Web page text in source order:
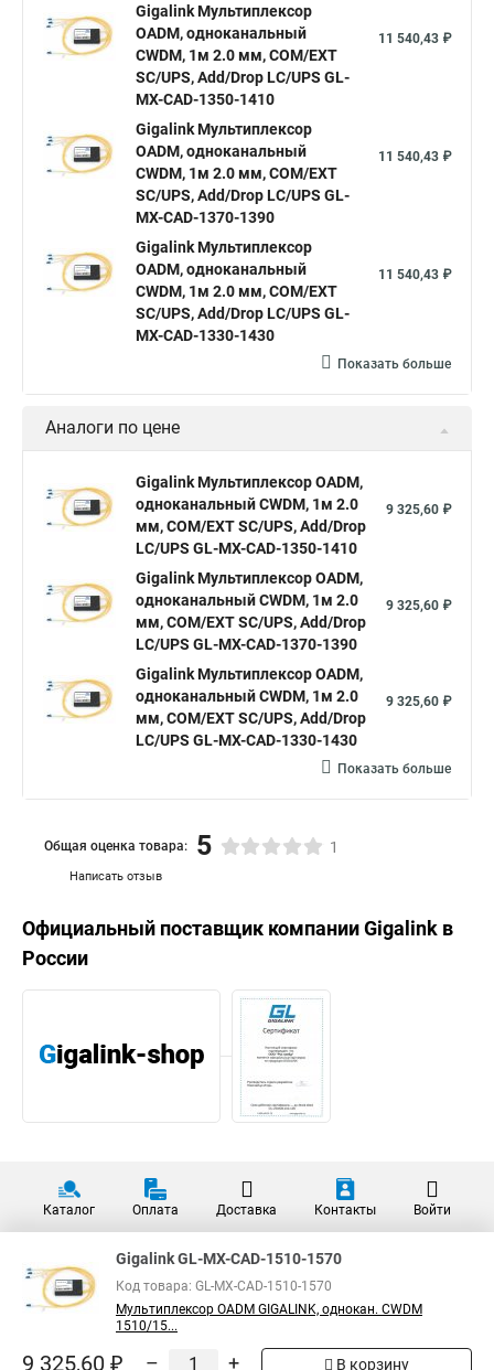
Gigalink Мультиплекcор
OADM, одноканальный
CWDM, 1м 2.0 мм, COM/EXT
SC/UPS, Add/Drop LC/UPS GL-
MX-CAD-1350-1410
11 540,43 ₽
Gigalink Мультиплекcор
OADM, одноканальный
CWDM, 1м 2.0 мм, COM/EXT
SC/UPS, Add/Drop LC/UPS GL-
MX-CAD-1370-1390
11 540,43 ₽
Gigalink Мультиплекcор
OADM, одноканальный
CWDM, 1м 2.0 мм, COM/EXT
SC/UPS, Add/Drop LC/UPS GL-
MX-CAD-1330-1430
11 540,43 ₽
Показать больше
Аналоги по цене
Gigalink Мультиплекcор OADM,
одноканальный CWDM, 1м 2.0
мм, COM/EXT SC/UPS, Add/Drop
LC/UPS GL-MX-CAD-1350-1410
9 325,60 ₽
Gigalink Мультиплекcор OADM,
одноканальный CWDM, 1м 2.0
мм, COM/EXT SC/UPS, Add/Drop
LC/UPS GL-MX-CAD-1370-1390
9 325,60 ₽
Gigalink Мультиплекcор OADM,
одноканальный CWDM, 1м 2.0
мм, COM/EXT SC/UPS, Add/Drop
LC/UPS GL-MX-CAD-1330-1430
9 325,60 ₽
Показать больше
Написать отзыв
Общая оценка товара: 5 1
Официальный поставщик компанииGigalink в
России
Каталог Оплата Доставка Контакты Войти
Gigalink GL-MX-CAD-1510-1570
Код товара: GL-MX-CAD-1510-1570
Мультиплекcор OADM GIGALINK, однокан. CWDM
1510/15...
9 325,60 ₽ – + В корзину